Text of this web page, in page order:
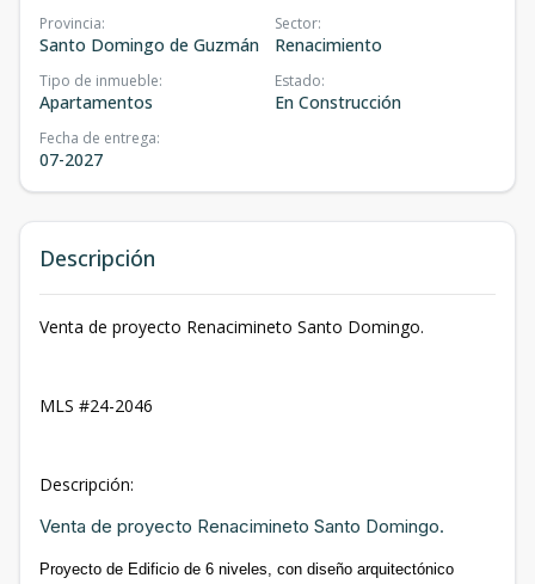
Provincia:
Santo Domingo de Guzmán
Sector:
Renacimiento
Tipo de inmueble:
Apartamentos
Estado:
En Construcción
Fecha de entrega:
07-2027
Descripción
Venta de proyecto Renacimineto Santo Domingo.
MLS #24-2046
Descripción:
Venta de proyecto Renacimineto Santo Domingo.
Proyecto de Edificio de 6 niveles, con diseño arquitectónico